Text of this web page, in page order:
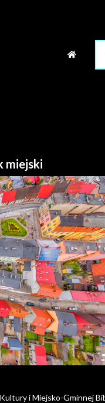
miejski
i Miejsko-Gminnej